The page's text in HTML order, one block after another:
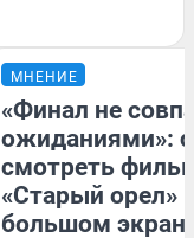
МНЕНИЕ
«Финал не
ожиданиями»:
смотреть
«Старый орел»
большом